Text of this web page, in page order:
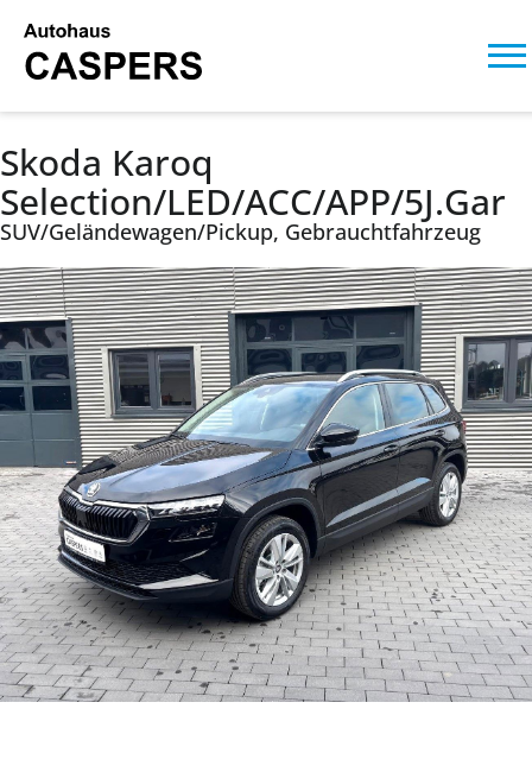
Skoda Karoq
Selection/LED/ACC/APP/5J.Gar
SUV/Geländewagen/Pickup, Gebrauchtfahrzeug